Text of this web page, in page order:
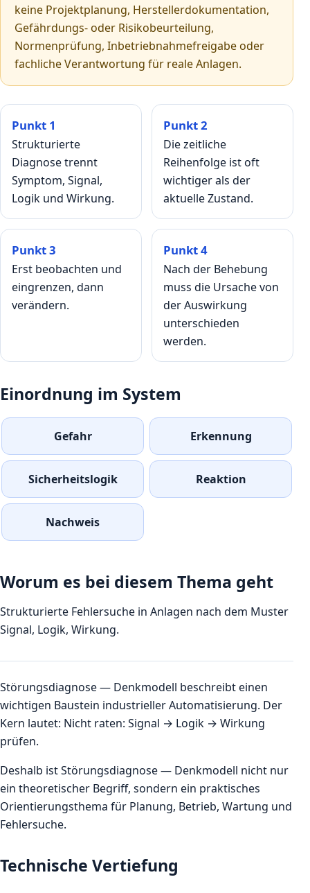
keine Projektplanung, Herstellerdokumentation,
Gefährdungs- oder Risikobeurteilung,
Normenprüfung, Inbetriebnahmefreigabe oder
fachliche Verantwortung für reale Anlagen.
Punkt 1
Strukturierte
Diagnose trennt
Symptom, Signal,
Logik und Wirkung.
Punkt 2
Die zeitliche
Reihenfolge ist oft
wichtiger als der
aktuelle Zustand.
Punkt 3
Erst beobachten und
eingrenzen, dann
verändern.
Punkt 4
Nach der Behebung
muss die Ursache von
der Auswirkung
unterschieden
werden.
Einordnung im System
Gefahr Erkennung
Sicherheitslogik Reaktion
Nachweis
Worum es bei diesem Thema geht
Strukturierte Fehlersuche in Anlagen nach dem Muster
Signal, Logik, Wirkung.
Störungsdiagnose — Denkmodell beschreibt einen
wichtigen Baustein industrieller Automatisierung. Der
Kern lautet: Nicht raten: Signal → Logik → Wirkung
prüfen.
Deshalb ist Störungsdiagnose — Denkmodell nicht nur
ein theoretischer Begriff, sondern ein praktisches
Orientierungsthema für Planung, Betrieb, Wartung und
Fehlersuche.
Technische Vertiefung